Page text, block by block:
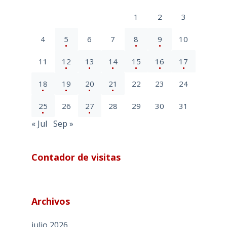
1 2 3
4 5 6 7 8 9 10
11 12 13 14 15 16 17
18 19 20 21 22 23 24
25 26 27 28 29 30 31
« Jul Sep »
Contador de visitas
Archivos